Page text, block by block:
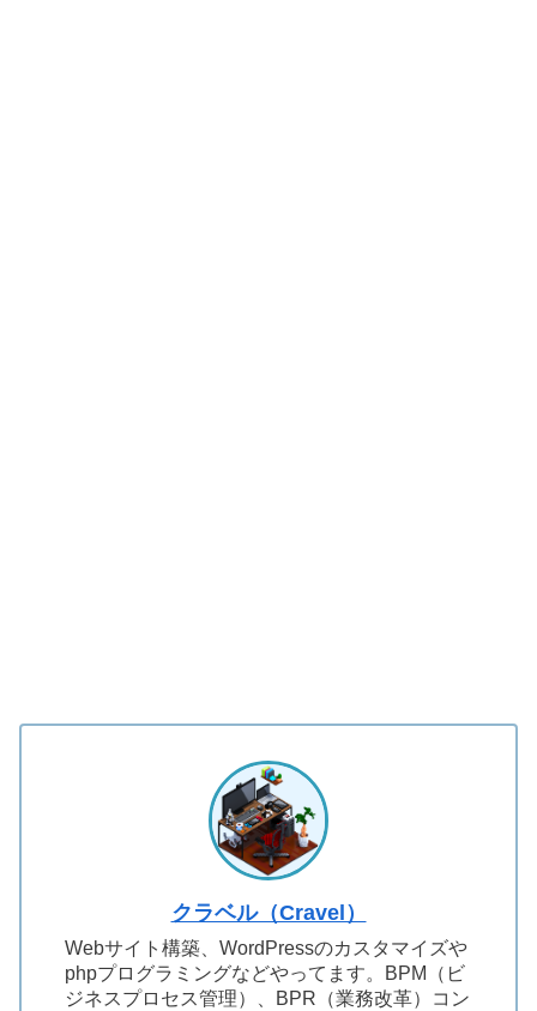
クラベル（Cravel）
Webサイト構築、WordPressのカスタマイズや
phpプログラミングなどやってます。BPM（ビ
ジネスプロセス管理）、BPR（業務改革）コン